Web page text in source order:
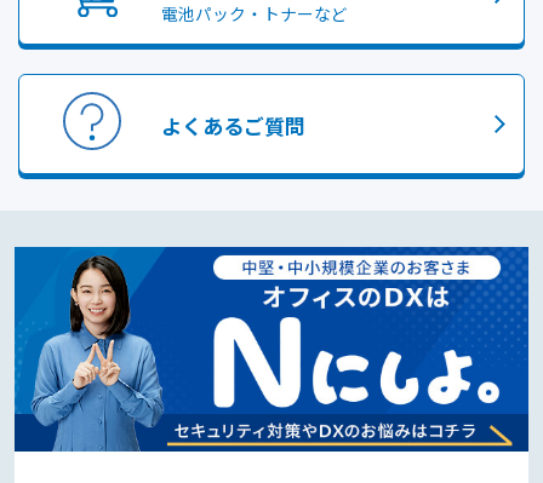
電池パック・トナーなど
よくあるご質問